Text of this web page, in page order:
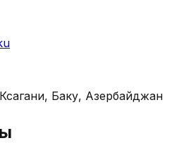
Баку, Азербайджан